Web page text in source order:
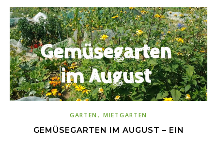
GARTEN ,MIETGARTEN
GEMÜSEGARTEN IM AUGUST – EIN